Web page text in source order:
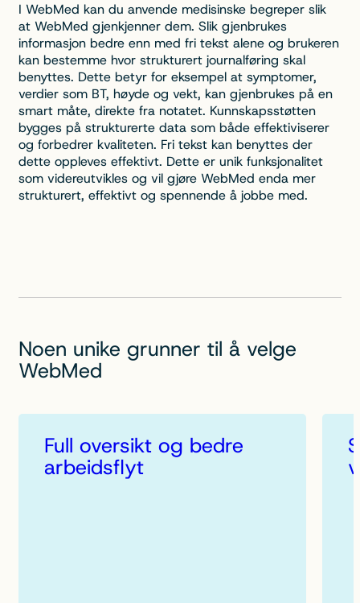
I WebMed kan du anvende medisinske begreper slik
at WebMed gjenkjenner dem. Slik gjenbrukes
informasjon bedre enn med fri tekst alene og brukeren
kan bestemme hvor strukturert journalføring skal
benyttes. Dette betyr for eksempel at symptomer,
verdier som BT, høyde og vekt, kan gjenbrukes på en
smart måte, direkte fra notatet. Kunnskapsstøtten
bygges på strukturerte data som både effektiviserer
og forbedrer kvaliteten. Fri tekst kan benyttes der
dette oppleves effektivt. Dette er unik funksjonalitet
som videreutvikles og vil gjøre WebMed enda mer
strukturert, effektivt og spennende å jobbe med.
Noen unike grunner til å velge
WebMed
Full oversikt og bedre
arbeidsflyt